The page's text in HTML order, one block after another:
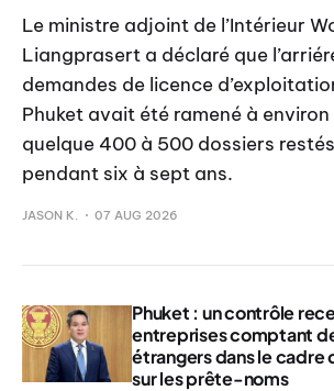
Le ministre adjoint de l’Intérieur
Liangprasert a déclaré que
demandes de licence
Phuket avait été ramené à environ
quelque 400 à 500 dossiers
pendant six à sept ans.
JASON K. 07 AUG 2026
Phuket : un contrôle
entreprises comptant
étrangers dans le cadre
sur les prête-noms